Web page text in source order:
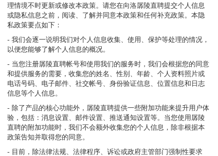
理情境不时更新或修改本政策。请您在向洛孱陵直聘提交个人信息
或隐私信息之前，阅读、了解并同意本政策和任何补充政策。本隐
私政策要点如下：
- 我们会逐一说明我们对个人信息收集、使用、保护等处理的情况，
以便您能够了解个人信息的概况。
- 当您注册孱陵直聘帐号和使用我们的服务时，我们会根据您的同意
和提供服务的需要，收集您的姓名、性别、年龄、个人资料照片或
电话号码、电子邮件、社交帐号、身份验证信息、位置信息和日志
信息等个人信息。
- 除了产品的核心功能外，孱陵直聘提供一些附加功能来提升用户体
验，包括：消息设置、邮件设置、推送通知设置等。当您使用孱陵
直聘的附加功能时，我们不会额外收集您的个人信息，除非根据本
政策告知并取得您的同意。
- 目前，除法律法规、法律程序、诉讼或政府主管部门强制性要求